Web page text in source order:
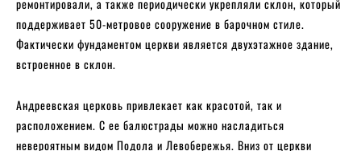
ремонтировали, а также периодически укрепляли склон, который
поддерживает 50-метровое сооружение в барочном стиле.
Фактически фундаментом церкви является двухэтажное здание,
встроенное в склон.
Андреевская церковь привлекает как красотой, так и
расположением. С ее балюстрады можно насладиться
невероятным видом Подола и Левобережья. Вниз от церкви